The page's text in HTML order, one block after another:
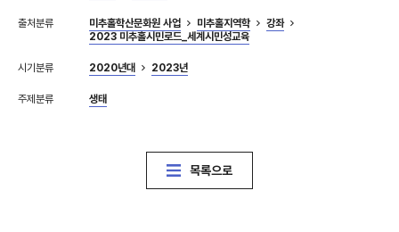
출처분류 미추홀학산문화원 사업 미추홀지역학
강좌
2023 미추홀시민로드_세계시민성교육
시기분류 2020년대 2023년
주제분류 생태
목록으로